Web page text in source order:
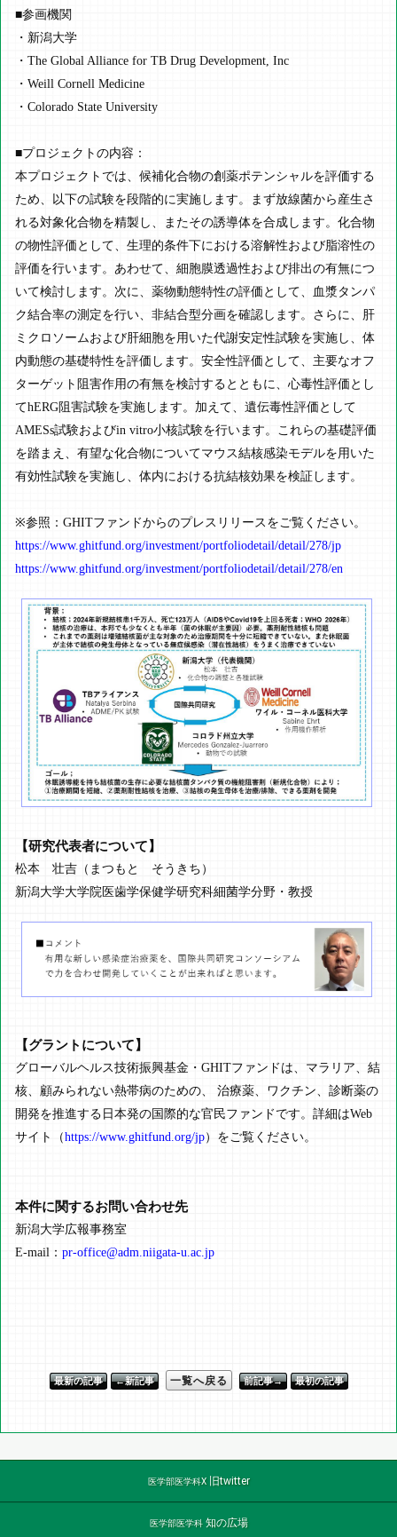
■参画機関
・新潟大学
・The Global Alliance for TB Drug Development, Inc
・Weill Cornell Medicine
・Colorado State University
■プロジェクトの内容：
本プロジェクトでは、候補化合物の創薬ポテンシャルを評価する
ため、以下の試験を段階的に実施します。まず放線菌から産生さ
れる対象化合物を精製し、またその誘導体を合成します。化合物
の物性評価として、生理的条件下における溶解性および脂溶性の
評価を行います。あわせて、細胞膜透過性および排出の有無につ
いて検討します。次に、薬物動態特性の評価として、血漿タンパ
ク結合率の測定を行い、非結合型分画を確認します。さらに、肝
ミクロソームおよび肝細胞を用いた代謝安定性試験を実施し、体
内動態の基礎特性を評価します。安全性評価として、主要なオフ
ターゲット阻害作用の有無を検討するとともに、心毒性評価とし
てhERG阻害試験を実施します。加えて、遺伝毒性評価として
AMESs試験およびin vitro小核試験を行います。これらの基礎評価
を踏まえ、有望な化合物についてマウス結核感染モデルを用いた
有効性試験を実施し、体内における抗結核効果を検証します。
※参照：GHITファンドからのプレスリリースをご覧ください。
https://www.ghitfund.org/investment/portfoliodetail/detail/278/jp
https://www.ghitfund.org/investment/portfoliodetail/detail/278/en
【研究代表者について】
松本 壮吉（まつもと そうきち）
新潟大学大学院医歯学保健学研究科細菌学分野・教授
【グラントについて】
グローバルヘルス技術振興基金・GHITファンドは、マラリア、結
核、顧みられない熱帯病のための、 治療薬、ワクチン、診断薬の
開発を推進する日本発の国際的な官民ファンドです。詳細はWeb
サイト（https://www.ghitfund.org/jp）をご覧ください。
本件に関するお問い合わせ先
新潟大学広報事務室
E-mail： pr-office@adm.niigata-u.ac.jp
最新の記事 ←新記事 一覧へ戻る 前記事→ 最初の記事
医学部医学科X旧twitter
医学部医学科知の広場